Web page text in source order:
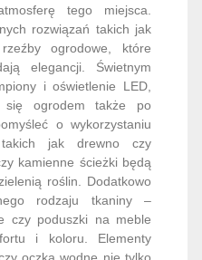
tego miejsca.
rozwiązań takich jak
ogrodowe, które
elegancji. Świetnym
i oświetlenie LED,
się ogrodem także po
o wykorzystaniu
takich jak drewno czy
kamienne ścieżki będą
roślin. Dodatkowo
rodzaju tkaniny –
czy poduszki na meble
i koloru. Elementy